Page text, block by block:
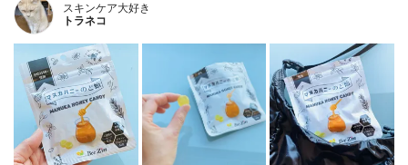
スキンケア大好き
トラネコ